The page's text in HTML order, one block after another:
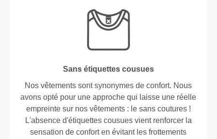
Sans étiquettes cousues
Nos vêtements sont synonymes de confort. Nous
avons opté pour une approche qui laisse une réelle
empreinte sur nos vêtements : le sans coutures !
L'absence d'étiquettes cousues vient renforcer la
sensation de confort en évitant les frottements